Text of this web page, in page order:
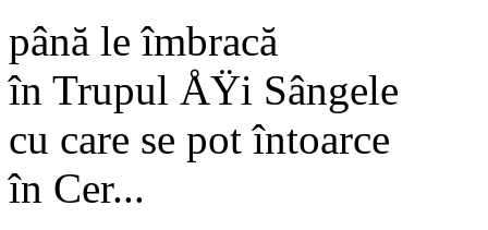
până le îmbracă
în Trupul ÅŸi Sângele
cu care se pot întoarce
în Cer...